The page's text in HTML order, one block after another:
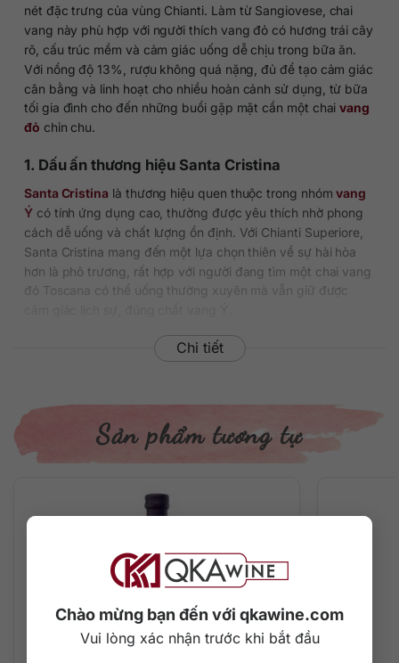
Chào mừng bạn đến với qkawine.com
Vui lòng xác nhận trước khi bắt đầu
nét đặc trưng của vùng Chianti. Làm từ Sangiovese, chai
vang này phù hợp với người thích vang đỏ có hương trái cây
rõ, cấu trúc mềm và cảm giác uống dễ chịu trong bữa ăn.
Với nồng độ 13%, rượu không quá nặng, đủ để tạo cảm giác
cân bằng và linh hoạt cho nhiều hoàn cảnh sử dụng, từ bữa
tối gia đình cho đến những buổi gặp mặt cần một chaivang
đỏ chỉn chu.
1. Dấu ấn thương hiệu Santa Cristina
Santa Cristina là thương hiệu quen thuộc trong nhómvang
Ýcó tính ứng dụng cao, thường được yêu thích nhờ phong
cách dễ uống và chất lượng ổn định. Với Chianti Superiore,
Santa Cristina mang đến một lựa chọn thiên về sự hài hòa
hơn là phô trương, rất hợp với người đang tìm một chai vang
đỏ Toscana có thể uống thường xuyên mà vẫn giữ được
Điểm mạnh của thương hiệu này nằm ở khả năng tạo ra
những chai rượu dễ làm quen, không quá khắt khe với người
cảm thấy có chiều sâu.
2. Hương vị của Santa Cristina Chianti Superiore
các nốt gia vị và vanilla, tạo nên một tổng thể vừa tươi vừa
ấm. Đây là kiểu hương thơm khá dễ chịu, không quá nặng,
hướng quá dày. Cấu trúc được mô tả là supple and velvety,
tức mềm mại và nhung mượt, giúp trải nghiệm trên vòm
Chi tiết
Sản phẩm tương tự